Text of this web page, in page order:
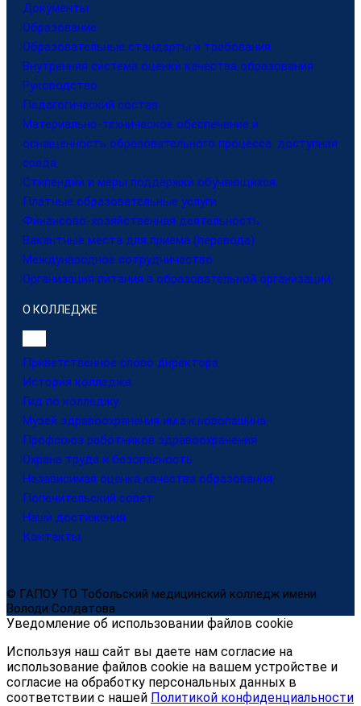
Документы
Образование
Образовательные стандарты и требования
Внутренняя система оценки качества образования
Руководство
Педагогический состав
Материально-техническое обеспечение и
оснащенность образовательного процесса. доступная
среда
Стипендии и меры поддержки обучающихся
Платные образовательные услуги
Финансово-хозяйственная деятельность
Вакантные места для приема (перевода)
Международное сотрудничество
Организация питания в образовательной организации
О КОЛЛЕДЖЕ
Приветственное слово директора
История колледжа
Гид по колледжу
Музей здравоохранения им.а.к.новопашина
Профсоюз работников здравоохранения
Охрана труда и безопасность
Независимая оценка качества образования
Попечительский совет
Наши достижения
Контакты
© ГАПОУ ТО Тобольский медицинский колледж имени
Володи Солдатова
Уведомление об использовании файлов cookie
Используя наш сайт вы даете нам согласие на
использование файлов cookie на вашем устройстве и
согласие на обработку персональных данных в
соответствии с нашей Политикой конфиденциальности